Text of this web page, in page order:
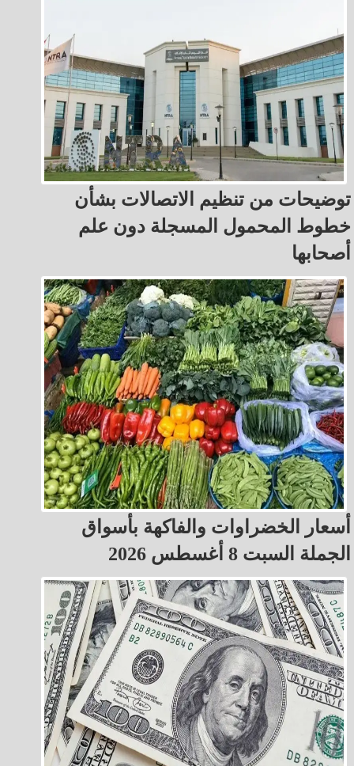
توضيحات من تنظيم الاتصالات بشأن
خطوط المحمول المسجلة دون علم
أصحابها
أسعار الخضراوات والفاكهة بأسواق
الجملة السبت 8 أغسطس 2026